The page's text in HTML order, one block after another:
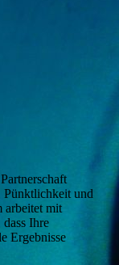
Pünktlichkeit und
arbeitet mit
Ihre
Ergebnisse